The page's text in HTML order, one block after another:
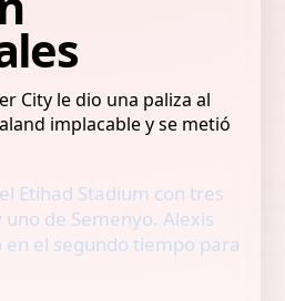
Etihad Stadium con tres
de Semenyo. Alexis
en el segundo tiempo para